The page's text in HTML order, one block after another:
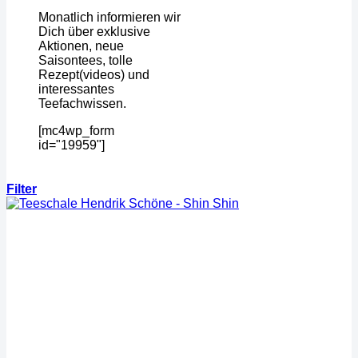
Monatlich informieren wir
Dich über exklusive
Aktionen, neue
Saisontees, tolle
Rezept(videos) und
interessantes
Teefachwissen.
[mc4wp_form
id="19959"]
Filter